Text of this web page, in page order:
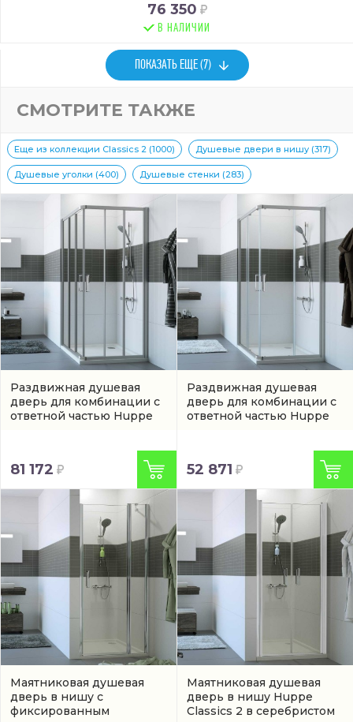
76 350
В НАЛИЧИИ
ПОКАЗАТЬ ЕЩЕ (7)
СМОТРИТЕ ТАКЖЕ
Еще из коллекции Classics 2 (1000) Душевые двери в нишу (317)
Душевые уголки (400) Душевые стенки (283)
Раздвижная душевая
дверь для комбинации с
ответной частью Huppe
81 172
Раздвижная душевая
дверь для комбинации с
ответной частью Huppe
52 871
Маятниковая душевая
дверь в нишу с
фиксированным
Маятниковая душевая
дверь в нишу Huppe
Classics 2 в серебристом